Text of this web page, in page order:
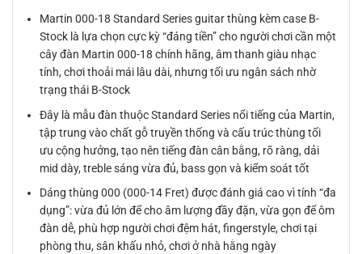
Martin 000-18 Standard Series guitar thùng kèm case B-
Stock là lựa chọn cực kỳ “đáng tiền” cho người chơi cần một
cây đàn Martin 000-18 chính hãng, âm thanh giàu nhạc
tính, chơi thoải mái lâu dài, nhưng tối ưu ngân sách nhờ
trạng thái B-Stock
Đây là mẫu đàn thuộc Standard Series nổi tiếng của Martin,
tập trung vào chất gỗ truyền thống và cấu trúc thùng tối
ưu cộng hưởng, tạo nên tiếng đàn cân bằng, rõ ràng, dải
mid dày, treble sáng vừa đủ, bass gọn và kiểm soát tốt
Dáng thùng 000 (000-14 Fret) được đánh giá cao vì tính “đa
dụng”: vừa đủ lớn để cho âm lượng đầy đặn, vừa gọn để ôm
đàn dễ, phù hợp người chơi đệm hát, fingerstyle, chơi tại
phòng thu, sân khấu nhỏ, chơi ở nhà hằng ngày